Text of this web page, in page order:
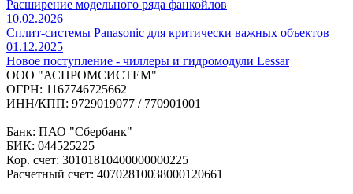
Расширение модельного ряда фанкойлов
10.02.2026
Сплит-системы Panasonic для критически важных объектов
01.12.2025
Новое поступление - чиллеры и гидромодули Lessar
ООО "АСПРОМСИСТЕМ"
ОГРН: 1167746725662
ИНН/КПП: 9729019077 / 770901001
Банк: ПАО "Сбербанк"
БИК: 044525225
Кор. счет: 30101810400000000225
Расчетный счет: 40702810038000120661